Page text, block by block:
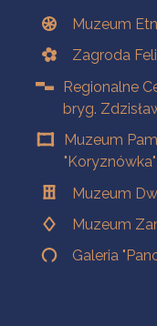
Muzeum
Zagroda
Regionalne
bryg.
Muzeum
Muzeum
Muzeum
Galeria